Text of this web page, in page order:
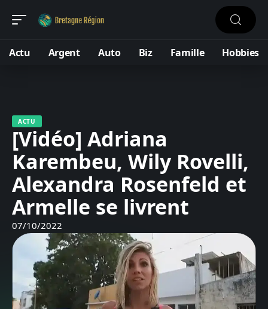
Actu Argent Auto Biz Famille Hobbies
ACTU
[Vidéo] Adriana
Karembeu, Wily Rovelli,
Alexandra Rosenfeld et
Armelle se livrent
07/10/2022